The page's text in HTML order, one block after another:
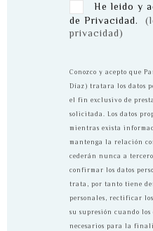
He leido y
de Privacidad.
privacidad)
Conozco y acepto que
Díaz) tratara los datos
el fin exclusivo de
solicitada. Los datos
mientras exista
mantenga la relación
cederán nunca a
confirmar los datos
trata, por tanto tiene
personales, rectificar
su supresión cuando los
necesarios para la